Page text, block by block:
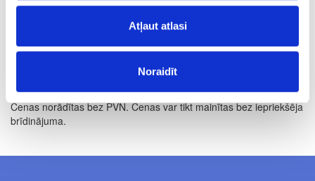
Atļaut atlasi
Noraidīt
8.68
Cenas norādītas bez PVN. Cenas var tikt mainītas bez iepriekšēja
brīdinājuma.